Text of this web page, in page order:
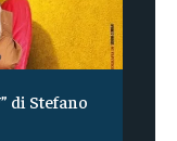
di Stefano